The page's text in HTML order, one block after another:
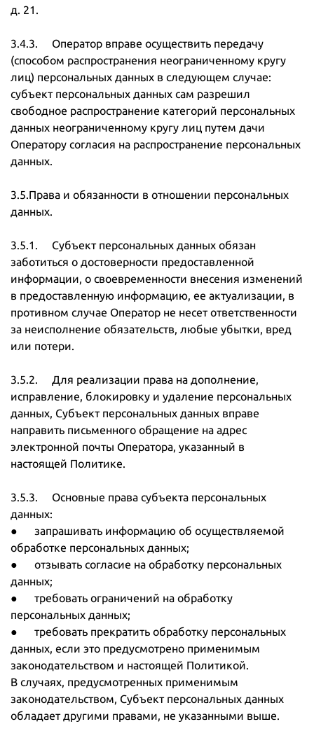
д. 21.
3.4.3. Оператор вправе осуществить передачу
(способом распространения неограниченному кругу
лиц) персональных данных в следующем случае:
субъект персональных данных сам разрешил
свободное распространение категорий персональных
данных неограниченному кругу лиц путем дачи
Оператору согласия на распространение персональных
данных.
3.5.Права и обязанности в отношении персональных
данных.
3.5.1. Субъект персональных данных обязан
заботиться о достоверности предоставленной
информации, о своевременности внесения изменений
в предоставленную информацию, ее актуализации, в
противном случае Оператор не несет ответственности
за неисполнение обязательств, любые убытки, вред
или потери.
3.5.2. Для реализации права на дополнение,
исправление, блокировку и удаление персональных
данных, Субъект персональных данных вправе
направить письменного обращение на адрес
электронной почты Оператора, указанный в
настоящей Политике.
3.5.3. Основные права субъекта персональных
данных:
● запрашивать информацию об осуществляемой
обработке персональных данных;
● отзывать согласие на обработку персональных
данных;
● требовать ограничений на обработку
персональных данных;
● требовать прекратить обработку персональных
данных, если это предусмотрено применимым
законодательством и настоящей Политикой.
В случаях, предусмотренных применимым
законодательством, Субъект персональных данных
обладает другими правами, не указанными выше.